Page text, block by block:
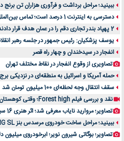
ببینید؛ مراحل برداشت و فرآوری هزاران تن برنج
دسترسی به اینترنت 1 درصد است؛ تماس بین‌الملل هم با اختلال همراه است
2 پهپاد بندر تجاری دقم را در عمان هدف قرار دادند
یوسف پزشکیان: رئیس جمهور در جلسه رهبر
انفجار در سیدخندان و چهار راه قصر
تصاویری از وقوع انفجار در نقاط مختلف تهران
حمله آمریکا و اسرائیل به منطقه‌ای در نزدیکی
سقف انتقال وجه لحظه‌ای 100 میلیون تومان شد
نقد و بررسی فیلم Forest high؛ وقتی کوهستان سرد پناه می‌شود
تصاویر؛ مروارید نایاب معرفی شد؛ اثر هنری 16 سیلندر
ببینید؛ مراحل ساخت خودروی مرسدس بنز AMG SL در آلمان
تصاویر؛ بوگاتی شیرون نویر؛ ابرخودروی میلیون